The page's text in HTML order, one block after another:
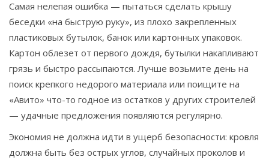
Самая нелепая ошибка — пытаться сделать крышу
беседки «на быструю руку», из плохо закрепленных
пластиковых бутылок, банок или картонных упаковок.
Картон облезет от первого дождя, бутылки накапливают
грязь и быстро рассыпаются. Лучше возьмите день на
поиск крепкого недорого материала или поищите на
«Авито» что-то годное из остатков у других строителей
— удачные предложения появляются регулярно.
Экономия не должна идти в ущерб безопасности: кровля
должна быть без острых углов, случайных проколов и